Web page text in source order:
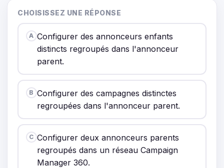
CHOISISSEZ UNE RÉPONSE
A Configurer des annonceurs enfants
distincts regroupés dans l'annonceur
parent.
B Configurer des campagnes distinctes
regroupées dans l'annonceur parent.
C Configurer deux annonceurs parents
regroupés dans un réseau Campaign
Manager 360.